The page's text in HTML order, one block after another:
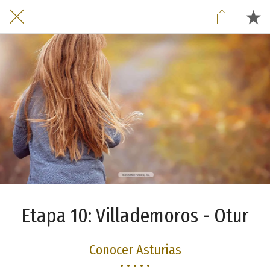
Etapa 10: Villademoros - Otur
Conocer Asturias
• • • • •